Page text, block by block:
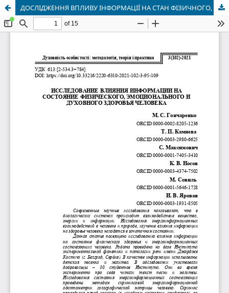
ДОСЛІДЖЕННЯ ВПЛИВУ ІНФОРМАЦІЇ НА СТАН ФІЗИЧНОГО, ЕМОЦІЙНОГО І ДУХОВНОГО ЗДОРОВ'Я ЛЮДИНИ